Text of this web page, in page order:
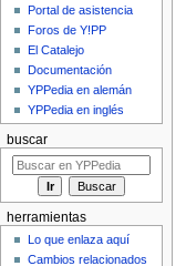
Portal de asistencia
Foros de Y!PP
El Catalejo
Documentación
YPPedia en alemán
YPPedia en inglés
buscar
herramientas
Lo que enlaza aquí
Cambios relacionados